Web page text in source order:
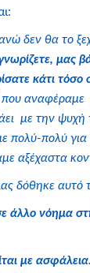
δεν θα το
μας
κάτι τόσο
αναφέραμε
με την ψυχή
πολύ-πολύ για
αξέχαστα
δόθηκε αυτό
άλλο νόημα
με ασφάλεια.